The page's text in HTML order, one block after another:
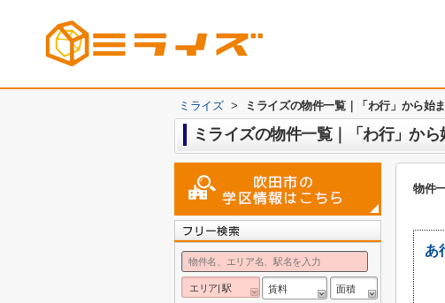
ミライズ > ミライズの物件一覧｜「わ行」から始
ミライズの物件一覧｜「わ行」か
物件
あ
エリア| 駅 賃料 面積